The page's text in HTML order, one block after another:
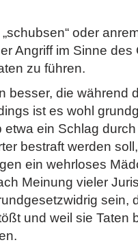
oder
Angriff im Sinne
zu führen.
besser, die während
ist es wohl
etwa ein Schlag
bestraft werden
ein wehrloses
Meinung vieler
sein,
und weil sie Taten